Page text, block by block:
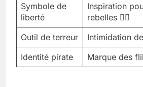
Symbole de
liberté
Inspiration
rebelles 🏴‍☠️
Outil de terreur
Intimidation
Identité pirate
Marque des